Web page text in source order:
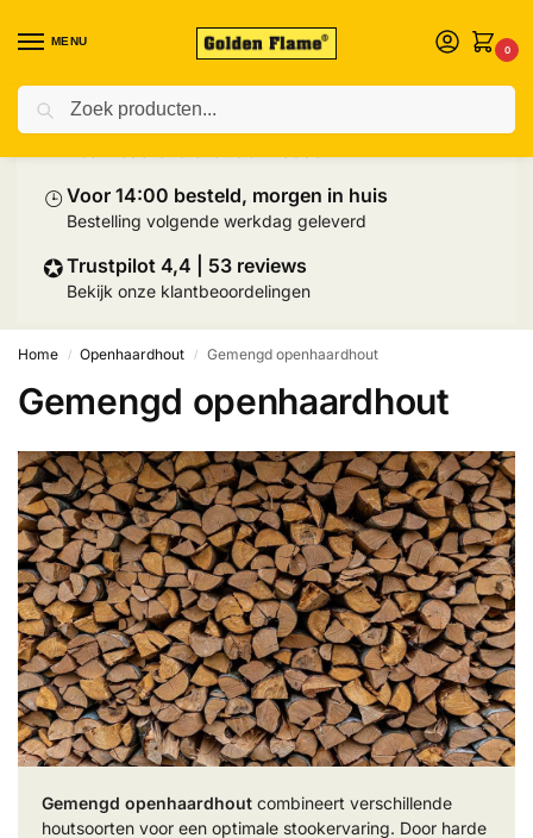
MENU
0
⛟Prijs inclusief palletlevering
⌚︎ Voor 14:00 besteld, morgen in huis
Bestelling volgende werkdag geleverd
✪Trustpilot 4,4 | 53 reviews
Bekijk onze klantbeoordelingen
Home / Openhaardhout / Gemengd openhaardhout
Gemengd openhaardhout
Gemengd openhaardhout combineert verschillende
houtsoorten voor een optimale stookervaring. Door harde